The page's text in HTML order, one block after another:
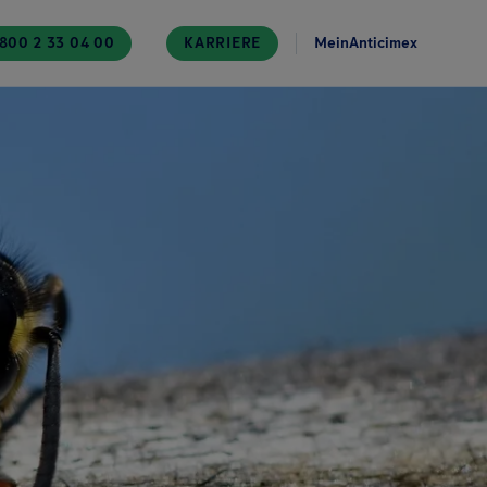
2 33 04 00 KARRIERE MeinAnticimex